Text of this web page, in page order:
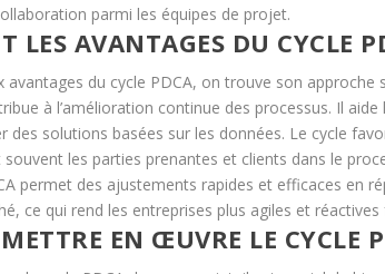
parmi les équipes de projet.
LES AVANTAGES DU CYCLE
avantages du cycle PDCA, on trouve son
à l’amélioration continue des processus. Il
des solutions basées sur les données. Le cycle
les parties prenantes et clients dans le
permet des ajustements rapides et efficaces en
ce qui rend les entreprises plus agiles et
EN ŒUVRE LE CYCLE